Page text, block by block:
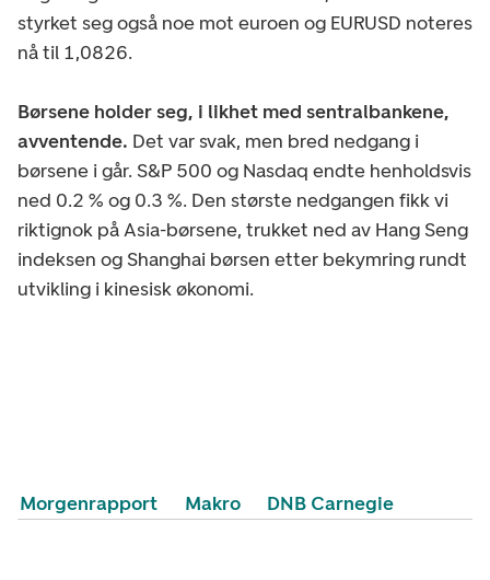
styrket seg også noe mot euroen og EURUSD noteres
nå til 1,0826.
Børsene holder seg, i likhet med sentralbankene,
avventende. Det var svak, men bred nedgang i
børsene i går. S&P 500 og Nasdaq endte henholdsvis
ned 0.2 % og 0.3 %. Den største nedgangen fikk vi
riktignok på Asia-børsene, trukket ned av Hang Seng
indeksen og Shanghai børsen etter bekymring rundt
utvikling i kinesisk økonomi.
Morgenrapport Makro DNB Carnegie